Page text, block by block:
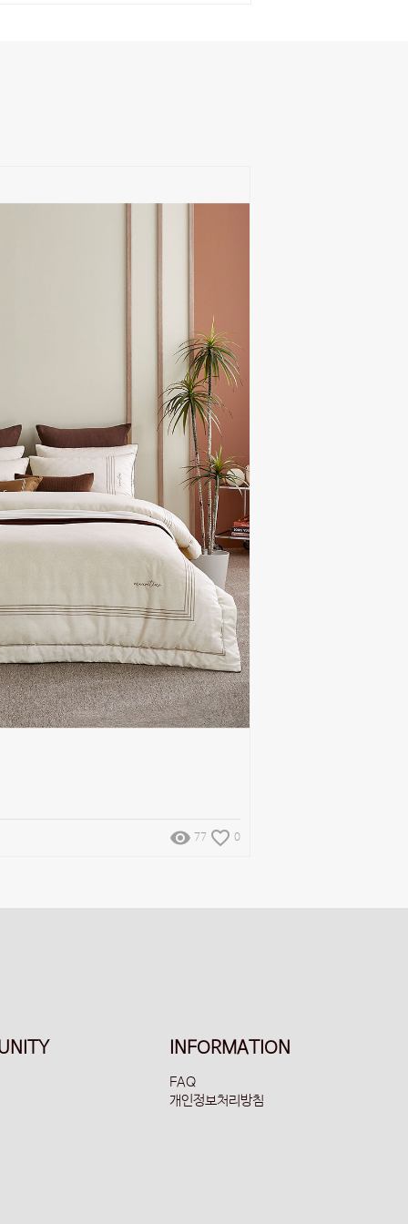
remove_red_eye 77 favorite_border 0
INFORMATION
FAQ
개인정보처리방침